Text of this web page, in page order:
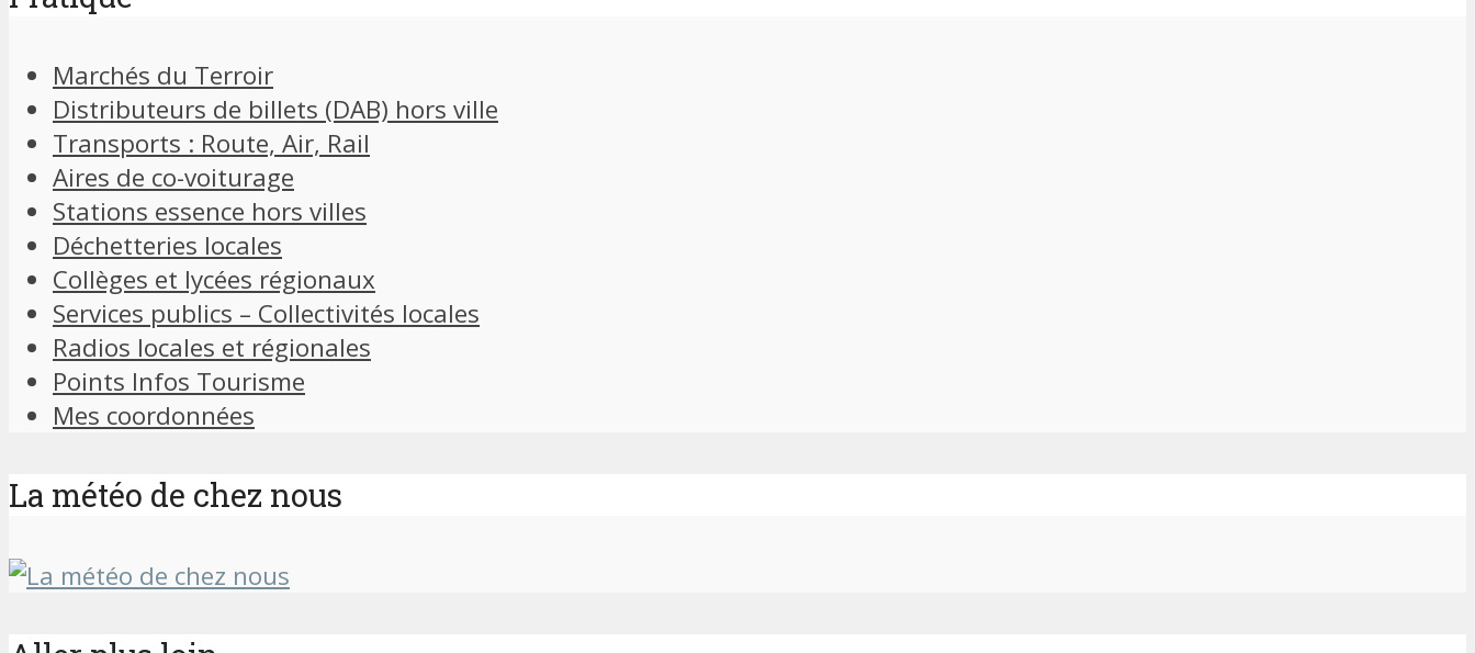
Marchés du Terroir
Distributeurs de billets (DAB) hors ville
Transports : Route, Air, Rail
Aires de co-voiturage
Stations essence hors villes
Déchetteries locales
Collèges et lycées régionaux
Services publics – Collectivités locales
Radios locales et régionales
Points Infos Tourisme
Mes coordonnées
La météo de chez nous